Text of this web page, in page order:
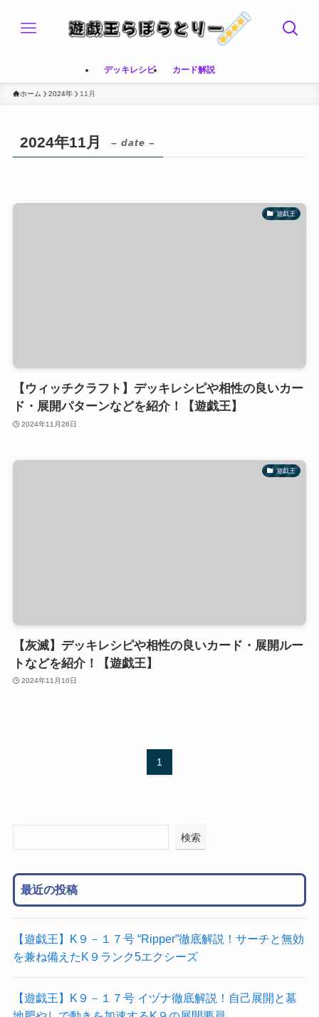
デッキレシピ カード解説
ホーム 2024年 11月
2024年11月 – date –
遊戯王
【ウィッチクラフト】デッキレシピや相性の良いカー
ド・展開パターンなどを紹介！【遊戯王】
2024年11月26日
遊戯王
【灰滅】デッキレシピや相性の良いカード・展開ルー
トなどを紹介！【遊戯王】
2024年11月10日
1
検索
最近の投稿
【遊戯王】K９－１７号 “Ripper”徹底解説！サーチと無効
を兼ね備えたK９ランク5エクシーズ
【遊戯王】K９－１７号 イヅナ徹底解説！自己展開と墓